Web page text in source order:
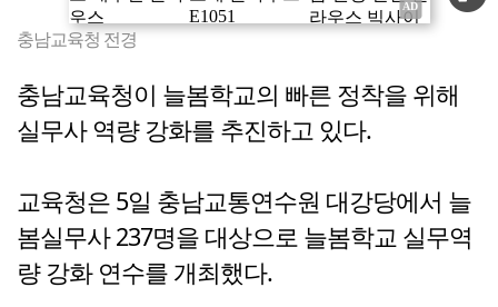
충남교육청 전경
충남교육청이 늘봄학교의 빠른 정착을 위해
실무사 역량 강화를 추진하고 있다.
교육청은 5일 충남교통연수원 대강당에서 늘
봄실무사 237명을 대상으로 늘봄학교 실무역
량 강화 연수를 개최했다.